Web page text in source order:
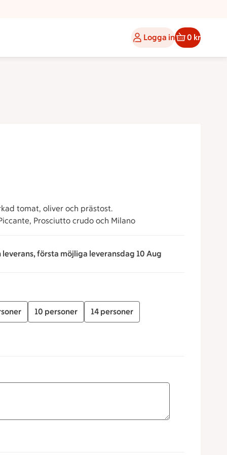
Logga in 0 kr
tomat, oliver och prästost.
Prosciutto crudo och Milano
första möjliga leveransdag 10 Aug
10 personer 14 personer
för att minska eller öka värdet, eller ange ett värde